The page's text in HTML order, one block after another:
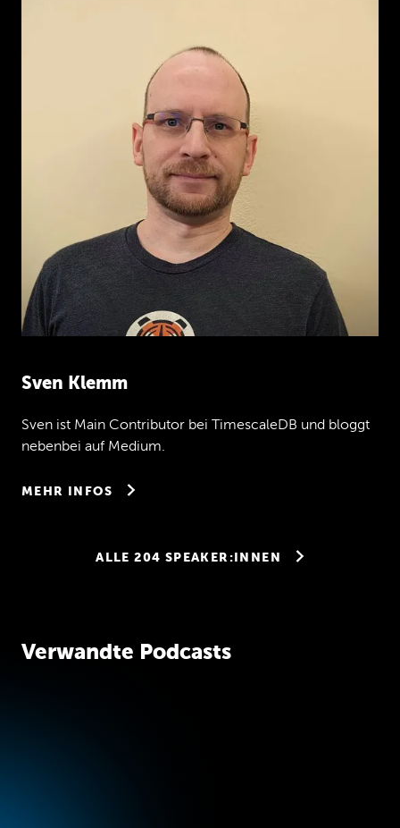
Sven Klemm
Sven ist Main Contributor bei TimescaleDB und bloggt
nebenbei auf Medium.
MEHR INFOS
ALLE 204 SPEAKER:INNEN
Verwandte Podcasts